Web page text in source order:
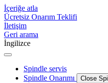
İçeriğe atla
Ücretsiz Onarım Teklifi
İletişim
Geri arama
İngilizce
Spindle servis
Spindle Onarımı
Close